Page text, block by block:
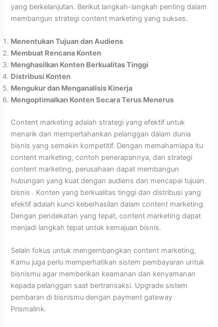
yang berkelanjutan. Berikut langkah-langkah penting dalam
membangun strategi content marketing yang sukses.
Menentukan Tujuan dan Audiens
Membuat Rencana Konten
Menghasilkan Konten Berkualitas Tinggi
Distribusi Konten
Mengukur dan Menganalisis Kinerja
Mengoptimalkan Konten Secara Terus Menerus
Content marketing adalah strategi yang efektif untuk
menarik dan mempertahankan pelanggan dalam dunia
bisnis yang semakin kompetitif. Dengan memahamiapa itu
content marketing, contoh penerapannya, dan strategi
content marketing, perusahaan dapat membangun
hubungan yang kuat dengan audiens dan mencapai tujuan
bisnis . Konten yang berkualitas tinggi dan distribusi yang
efektif adalah kunci keberhasilan dalam content marketing.
Dengan pendekatan yang tepat, content marketing dapat
menjadi langkah tepat untuk kemajuan bisnis.
Selain fokus untuk mengembangkan content marketing,
Kamu juga perlu memperhatikan sistem pembayaran untuk
bisnismu agar memberikan keamanan dan kenyamanan
kepada pelanggan saat bertransaksi. Upgrade sistem
pembaran di bisnismu dengan payment gateway
Prismalink.